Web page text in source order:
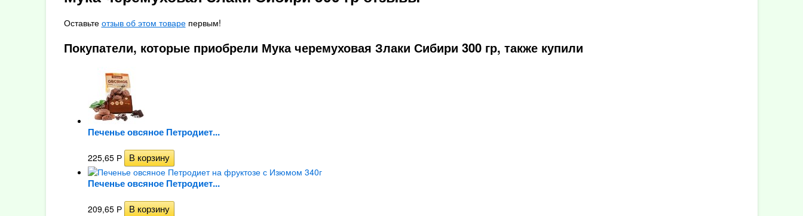
Оставьте отзыв об этом товарепервым!
Покупатели, которые приобрели Мука черемуховая Злаки Сибири 300 гр, также купили
Печенье овсяное Петродиет...
225,65 Р
Печенье овсяное Петродиет...
209,65 Р